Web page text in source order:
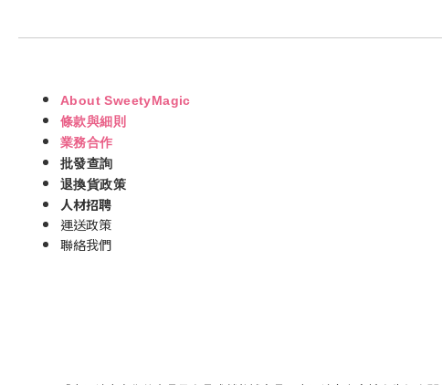
About SweetyMagic
條款與細則
業務合作
批發查詢
退換貨政策
人材招聘
運送政策
聯絡我們